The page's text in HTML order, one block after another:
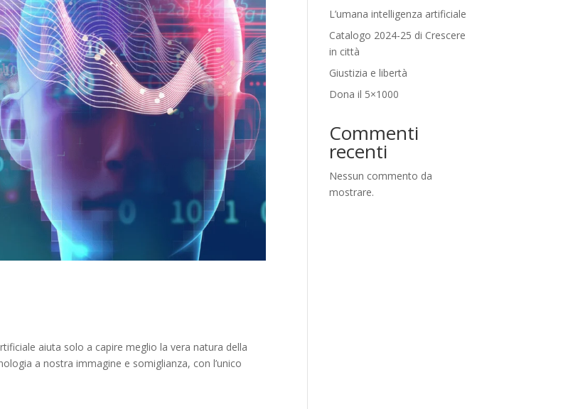
aiuta solo a capire meglio la vera natura della
a nostra immagine e somiglianza, con l’unico
L’umana intelligenza artificiale
Catalogo 2024-25 di Crescere
in città
Giustizia e libertà
Dona il 5×1000
Commenti
recenti
Nessun commento da
mostrare.